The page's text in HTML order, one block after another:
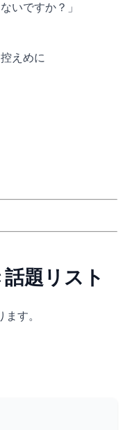
いですか？」
えめに
題リスト
す。